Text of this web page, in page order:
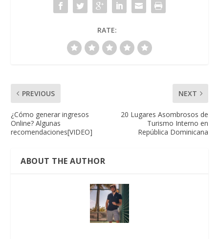
RATE:
PREVIOUS
¿Cómo generar ingresos
Online? Algunas
recomendaciones[VIDEO]
NEXT
20 Lugares Asombrosos de
Turismo Interno en
República Dominicana
ABOUT THE AUTHOR